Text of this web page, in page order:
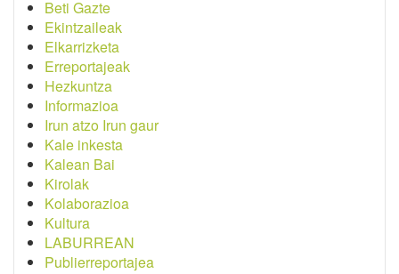
Beti Gazte
Ekintzaileak
Elkarrizketa
Erreportajeak
Hezkuntza
Informazioa
Irun atzo Irun gaur
Kale inkesta
Kalean Bai
Kirolak
Kolaborazioa
Kultura
LABURREAN
Publierreportajea